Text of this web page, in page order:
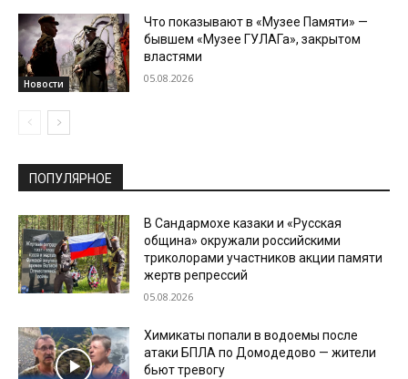
Новости
Что показывают в «Музее Памяти» —
бывшем «Музее ГУЛАГа», закрытом
властями
05.08.2026
ПОПУЛЯРНОЕ
В Сандармохе казаки и «Русская
община» окружали российскими
триколорами участников акции памяти
жертв репрессий
05.08.2026
Химикаты попали в водоемы после
атаки БПЛА по Домодедово — жители
бьют тревогу